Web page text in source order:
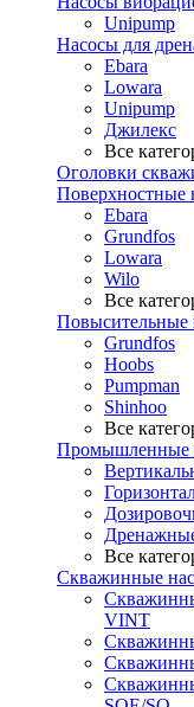
Unipump
Насосы для
Ebara
Lowara
Unipump
Джилекс
Все
Оголовки
Поверхностные
Ebara
Grundfos
Lowara
Wilo
Все
Повысительные
Grundfos
Hoobs
Pumpman
Shinhoo
Все
Промышленные
Все
Скважинные
VINT